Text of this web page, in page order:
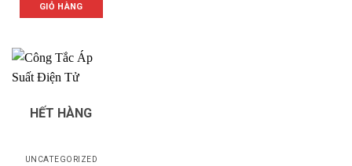
GIỎ HÀNG
HẾT HÀNG
UNCATEGORIZED